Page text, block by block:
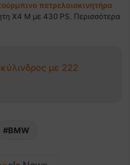
πετρελαιοκινητήρα
Χ4 Μ με 430 PS. Περισσότερα
με 222
BMW